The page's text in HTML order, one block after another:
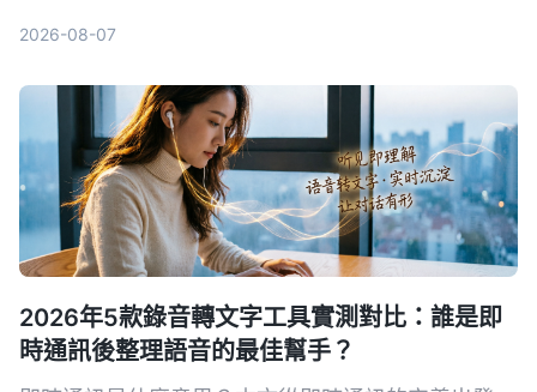
2026-08-07
2026年5款錄音轉文字工具實測對比：誰是即
時通訊後整理語音的最佳幫手？